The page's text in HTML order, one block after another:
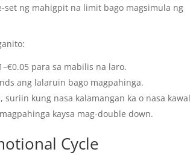
set ng mahigpit na limit bago magsimula ng
para sa mabilis na laro.
ang lalaruin bago magpahinga.
kung nasa kalamangan ka o nasa
kaysa mag-double down.
Cycle